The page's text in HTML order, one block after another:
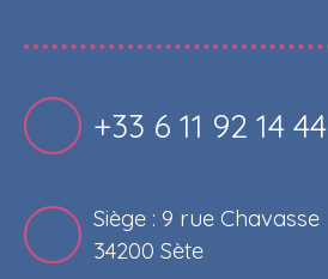
+33 6 11 92 14 44
Siège : 9 rue Chavasse
34200 Sète